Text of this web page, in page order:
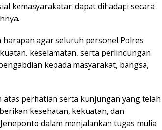
kemasyarakatan dapat dihadapi secara
agar seluruh personel Polres
keselamatan, serta perlindungan
kepada masyarakat, bangsa,
atas perhatian serta kunjungan yang telah
kesehatan, kekuatan, dan
dalam menjalankan tugas mulia